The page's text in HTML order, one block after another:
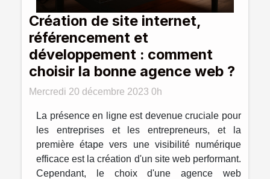
Création de site internet,
référencement et
développement : comment
choisir la bonne agence web ?
Mercredi 20 décembre 2023 0h
La présence en ligne est devenue cruciale pour
les entreprises et les entrepreneurs, et la
première étape vers une visibilité numérique
efficace est la création d'un site web performant.
Cependant, le choix d'une agence web